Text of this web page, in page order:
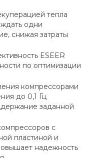
тепла
одни
снижая затраты
ESEER
по оптимизации
компрессорами
до 0,1 Гц
заданной
с
пластиной и
надежность